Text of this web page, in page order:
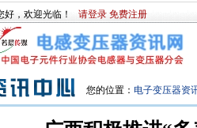
好，欢迎光临！ 请登录 免费注册
您的位置： 电子变压器资